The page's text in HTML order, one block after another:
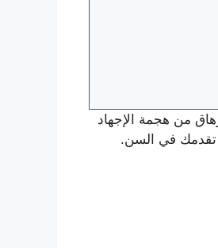
من هجمة الإجهاد
تقدمك في السن.